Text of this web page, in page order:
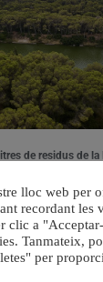
de residus de la
6 agost, 2026
lloc web per
recordant les
clic a
Tanmateix,
per